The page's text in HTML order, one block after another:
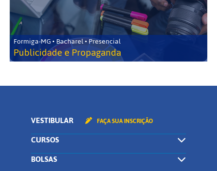
Formiga-MG • Bacharel • Presencial
Publicidade e Propaganda
VESTIBULAR FAÇA SUA INSCRIÇÃO
CURSOS
BOLSAS